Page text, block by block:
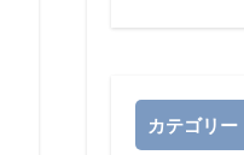
カテゴリー